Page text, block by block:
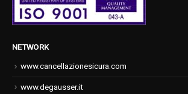
NETWORK
www.cancellazionesicura.com
www.degausser.it